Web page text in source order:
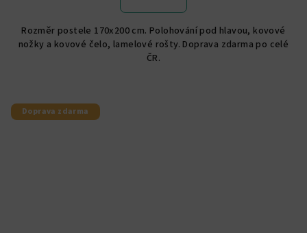
z
5
hvězdiček.
Rozměr postele 170x200 cm. Polohování pod hlavou, kovové
nožky a kovové čelo, lamelové rošty. Doprava zdarma po celé
ČR.
Doprava zdarma